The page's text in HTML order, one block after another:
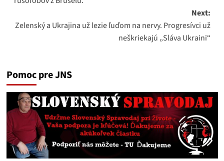
Next:
Zelenský a Ukrajina už lezie ľuďom na nervy. Progresívci už
neškriekajú „Sláva Ukraini“
Pomoc pre JNS